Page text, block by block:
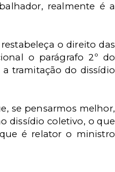
realmente é a
o direito das
o parágrafo 2º do
tramitação do dissídio
se pensarmos melhor,
dissídio coletivo, o que
é relator o ministro